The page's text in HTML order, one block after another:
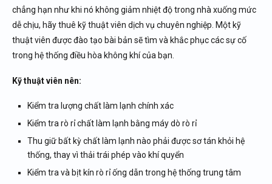
chẳng hạn như khi nó không giảm nhiệt độ trong nhà xuống mức
dễ chịu, hãy thuê kỹ thuật viên dịch vụ chuyên nghiệp. Một kỹ
thuật viên được đào tạo bài bản sẽ tìm và khắc phục các sự cố
trong hệ thống điều hòa không khí của bạn.
Kỹ thuật viên nên:
Kiểm tra lượng chất làm lạnh chính xác
Kiểm tra rò rỉ chất làm lạnh bằng máy dò rò rỉ
Thu giữ bất kỳ chất làm lạnh nào phải được sơ tán khỏi hệ
thống, thay vì thải trái phép vào khí quyển
Kiểm tra và bịt kín rò rỉ ống dẫn trong hệ thống trung tâm